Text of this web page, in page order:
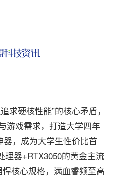
硬核性能”的核心矛盾，
游戏需求，打造大学四年
器，成为大学生性价比首
理器+RTX3050的黄金主流
核心规格，满血睿频至高